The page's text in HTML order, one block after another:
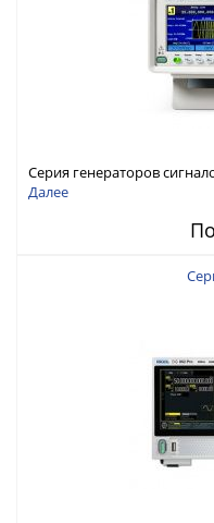
Серия генераторов
стандартных функций
Далее